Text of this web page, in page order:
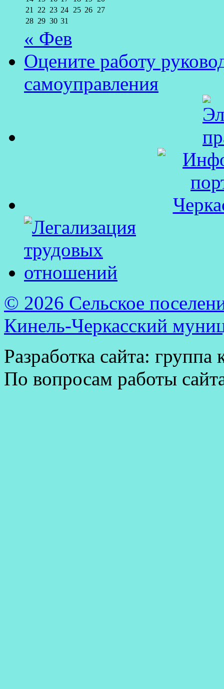
21
22 23 24 25 26 27
28 29 30 31
« Фев
Оцените работу
самоуправления
© 2026 Сельское
Кинель-Черкасский
Разработка сайта:
По вопросам работы